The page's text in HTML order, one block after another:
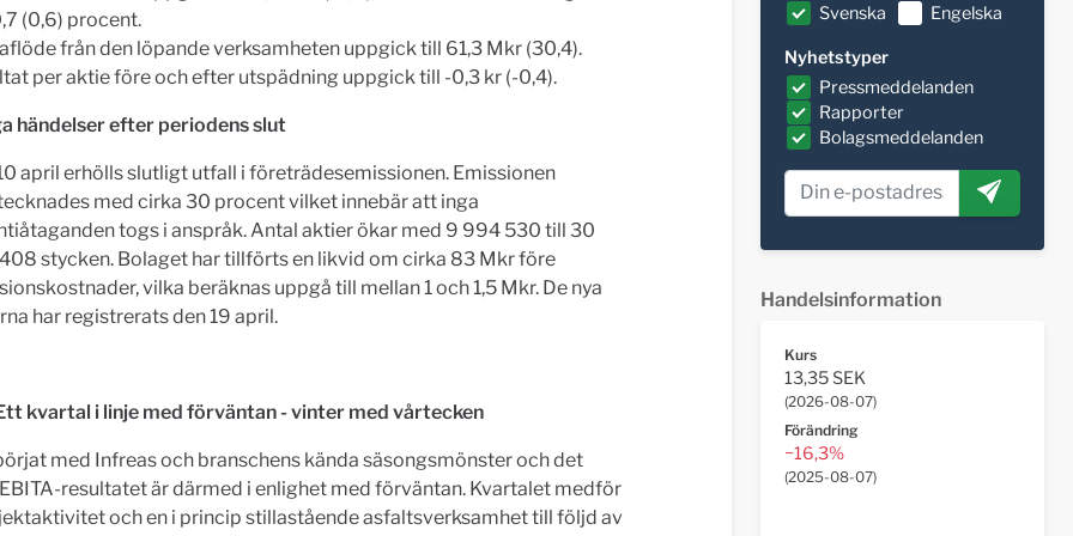
(0,6) procent.
från den löpande verksamheten uppgick till 61,3 Mkr (30,4).
per aktie före och efter utspädning uppgick till -0,3 kr (-0,4).
händelser efter periodens slut
april erhölls slutligt utfall i företrädesemissionen. Emissionen
med cirka 30 procent vilket innebär att inga
togs i anspråk. Antal aktier ökar med 9 994 530 till 30
stycken. Bolaget har tillförts en likvid om cirka 83 Mkr före
vilka beräknas uppgå till mellan 1 och 1,5 Mkr. De nya
har registrerats den 19 april.
kvartal i linje med förväntan - vinter med vårtecken
med Infreas och branschens kända säsongsmönster och det
resultatet är därmed i enlighet med förväntan. Kvartalet medför
och en i princip stillastående asfaltsverksamhet till följd av
Svenska Engelska
Nyhetstyper
Pressmeddelanden
Rapporter
Bolagsmeddelanden
Handelsinformation
Kurs
13,35 SEK
(2026-08-07)
Förändring
−16,3%
(2025-08-07)